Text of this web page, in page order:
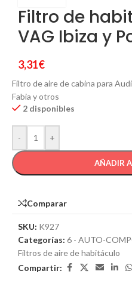
Filtro de
VAG Ibiza y
3,31€
Filtro de aire de cabina para
Fabia y otros
2 disponibles
- +
AÑADIR
Comparar
SKU: K927
Categorías: 6 - AUTO-
Filtros de aire de habitáculo
Compartir: